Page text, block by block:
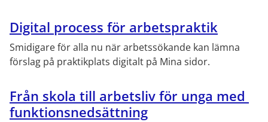
Digital process för arbetspraktik
Smidigare för alla nu när arbetssökande kan lämna
förslag på praktikplats digitalt på Mina sidor.
Från skola till arbetsliv för unga med
funktionsnedsättning